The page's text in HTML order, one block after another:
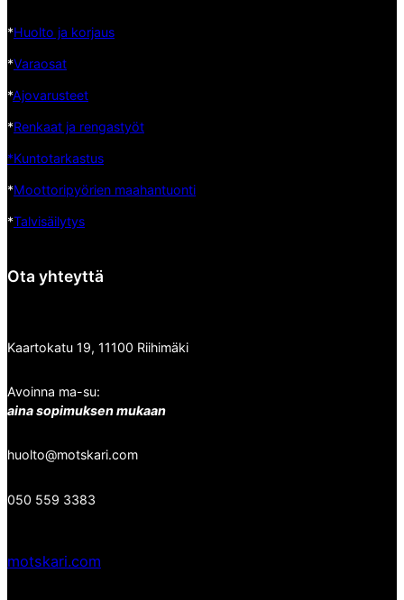
*Huolto ja korjaus
*Varaosat
*Ajovarusteet
*Renkaat ja rengastyöt
*Kuntotarkastus
*Moottoripyörien maahantuonti
*Talvisäilytys
Ota yhteyttä
Kaartokatu 19, 11100 Riihimäki
Avoinna ma-su:
aina sopimuksen mukaan
huolto@motskari.com
050 559 3383
motskari.com